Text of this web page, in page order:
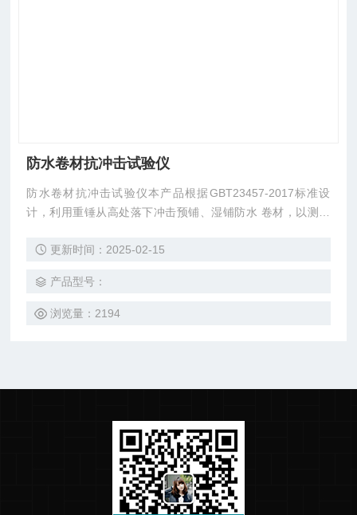
防水卷材抗冲击试验仪
防水卷材抗冲击试验仪本产品根据GBT23457-2017标准设
计，利用重锤从高处落下冲击预铺、湿铺防水 卷材，以测定
分度值10mm 2、重锤重为：500g±1g 3、冲杆端钢球为：φ1
×300mm×3mm铝板
更新时间：2025-02-15
产品型号：
浏览量：2194